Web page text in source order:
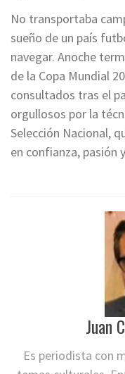
No transportaba
sueño de un país
navegar. Anoche
de la Copa Mundial
consultados tras el
orgullosos por la
Selección Nacional,
en confianza, pasión
Juan
Es periodista con